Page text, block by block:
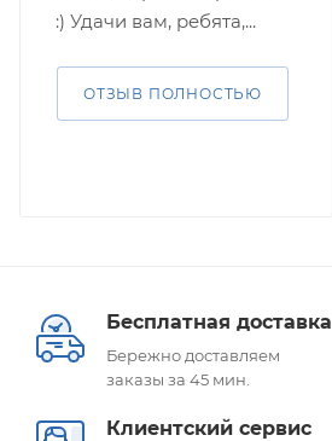
:) Удачи вам, ребята,...
ОТЗЫВ ПОЛНОСТЬЮ
Бесплатная доставка
Бережно доставляем
заказы за 45 мин.
Клиентский сервис